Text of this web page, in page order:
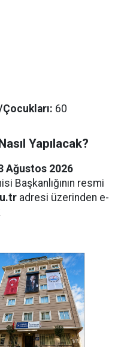
60
Yapılacak?
Ağustos 2026
Başkanlığının resmi
adresi üzerinden e-